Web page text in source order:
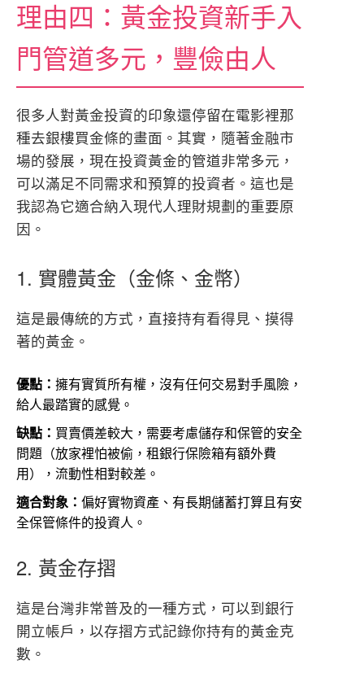
理由四：黃金投資新手入
門管道多元，豐儉由人
很多人對黃金投資的印象還停留在電影裡那
種去銀樓買金條的畫面。其實，隨著金融市
場的發展，現在投資黃金的管道非常多元，
可以滿足不同需求和預算的投資者。這也是
我認為它適合納入現代人理財規劃的重要原
因。
1. 實體黃金（金條、金幣）
這是最傳統的方式，直接持有看得見、摸得
著的黃金。
優點： 擁有實質所有權，沒有任何交易對手風險，
給人最踏實的感覺。
缺點： 買賣價差較大，需要考慮儲存和保管的安全
問題（放家裡怕被偷，租銀行保險箱有額外費
用），流動性相對較差。
適合對象： 偏好實物資產、有長期儲蓄打算且有安
全保管條件的投資人。
2. 黃金存摺
這是台灣非常普及的一種方式，可以到銀行
開立帳戶，以存摺方式記錄你持有的黃金克
數。